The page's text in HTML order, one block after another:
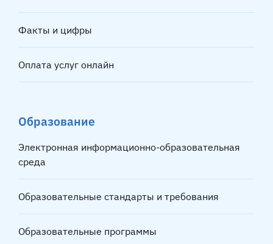
Факты и цифры
Оплата услуг онлайн
Образование
Электронная информационно-образовательная
среда
Образовательные стандарты и требования
Образовательные программы